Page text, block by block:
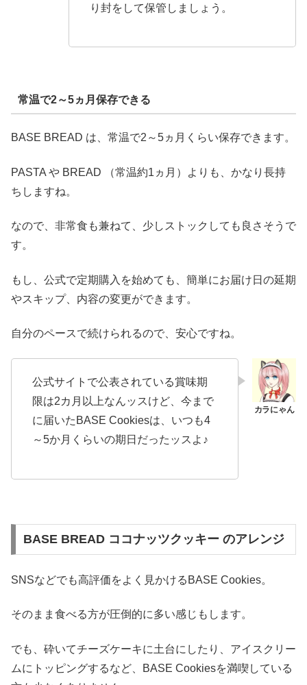
り封をして保管しましょう。
常温で2～5ヵ月保存できる
BASE BREAD は、常温で2～5ヵ月くらい保存できます。
PASTA や BREAD （常温約1ヵ月）よりも、かなり長持
ちしますね。
なので、非常食も兼ねて、少しストックしても良さそうで
す。
もし、公式で定期購入を始めても、簡単にお届け日の延期
やスキップ、内容の変更ができます。
自分のペースで続けられるので、安心ですね。
公式サイトで公表されている賞味期
限は2カ月以上なんッスけど、今まで
に届いたBASE Cookiesは、いつも4
～5か月くらいの期日だったッスよ♪
BASE BREAD ココナッツクッキー のアレンジ
SNSなどでも高評価をよく見かけるBASE Cookies。
そのまま食べる方が圧倒的に多い感じもします。
でも、砕いてチーズケーキに土台にしたり、アイスクリー
ムにトッピングするなど、BASE Cookiesを満喫している